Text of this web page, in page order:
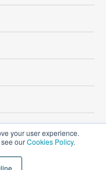
your user experience.
ourCookies Policy.
reserved.